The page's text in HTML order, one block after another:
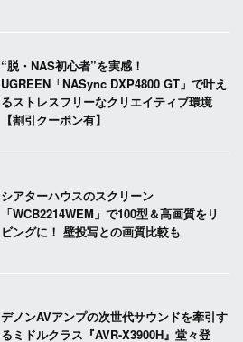
“脱・NAS初心者”を実感！
UGREEN「NASync DXP4800 GT」で叶え
るストレスフリーなクリエイティブ環境
【割引クーポン有】
シアターハウスのスクリーン
「WCB2214WEM」で100型＆高画質をリ
ビングに！ 壁投写との画質比較も
デノンAVアンプの次世代サウンドを牽引す
るミドルクラス『AVR-X3900H』堂々登